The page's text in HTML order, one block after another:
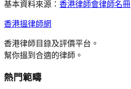
基本資料來源： 香港律師會律師名冊
香港搵律師網
香港律師目錄及評價平台。
幫你搵到合適的律師。
熱門範疇